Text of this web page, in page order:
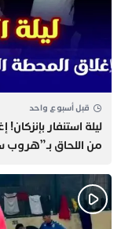
قبل أسبوع واحد
​ليلة استنفار
من اللحاق بـ”هروب